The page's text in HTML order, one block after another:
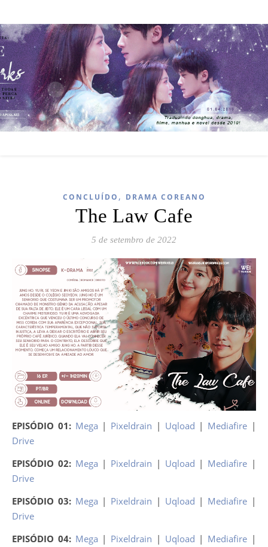
CONCLUÍDO , DRAMA COREANO
The Law Cafe
5 de setembro de 2022
EPISÓDIO 01: Mega | Pixeldrain | Uqload | Mediafire |
Drive
EPISÓDIO 02: Mega | Pixeldrain | Uqload | Mediafire |
Drive
EPISÓDIO 03: Mega | Pixeldrain | Uqload | Mediafire |
Drive
EPISÓDIO 04: Mega | Pixeldrain | Uqload | Mediafire |